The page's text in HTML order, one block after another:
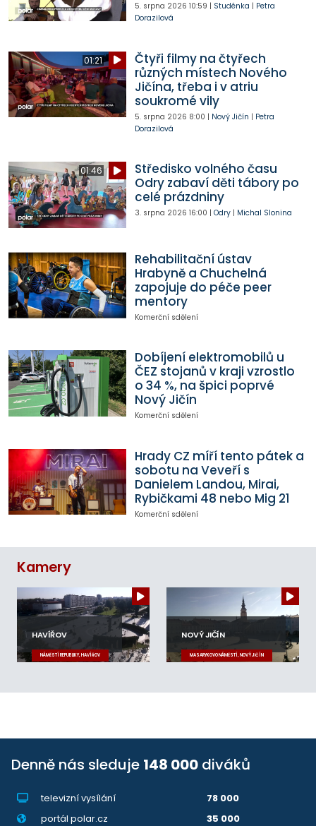
5. srpna 2026 10:59 | Studénka | Petra
Dorazilová
01:21
Čtyři filmy na čtyřech
různých místech Nového
Jičína, třeba i v atriu
soukromé vily
5. srpna 2026 8:00 | Nový Jičín | Petra
Dorazilová
01:46
Středisko volného času
Odry zabaví děti tábory po
celé prázdniny
3. srpna 2026 16:00 | Odry| Michal Slonina
Rehabilitační ústav
Hrabyně a Chuchelná
zapojuje do péče peer
mentory
Komerční sdělení
Dobíjení elektromobilů u
ČEZ stojanů v kraji vzrostlo
o 34 %, na špici poprvé
Nový Jičín
Komerční sdělení
Hrady CZ míří tento pátek a
sobotu na Veveří s
Danielem Landou, Mirai,
Rybičkami 48 nebo Mig 21
Komerční sdělení
Kamery
HAVÍŘOV
NÁMĚSTÍ REPUBLIKY, HAVÍŘOV
NOVÝ JIČÍN
MASARYKOVO NÁMĚSTÍ, NOVÝ JIČÍN
Denně nás sleduje 148 000 diváků
televizní vysílání
78 000
portál polar.cz
35 000